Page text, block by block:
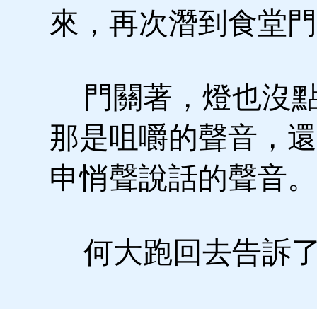
來，再次潛到食堂
門關著，燈也沒
那是咀嚼的聲音，
申悄聲說話的聲音。
何大跑回去告訴